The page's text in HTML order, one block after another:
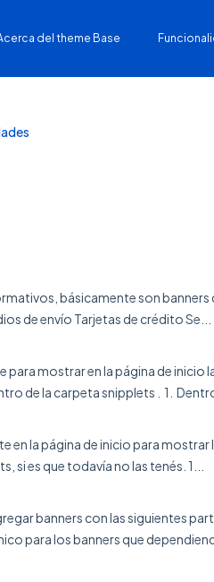
del theme Base
básicamente son
de envío Tarjetas de crédito Se...
mostrar en la página de
de la carpeta snipplets . 1. Dentro
la página de inicio para
es que todavía no las tenés. 1...
banners con las siguientes
para los banners que